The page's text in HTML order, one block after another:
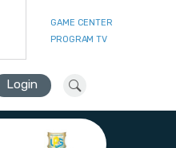
GAME CENTER
PROGRAM TV
Login